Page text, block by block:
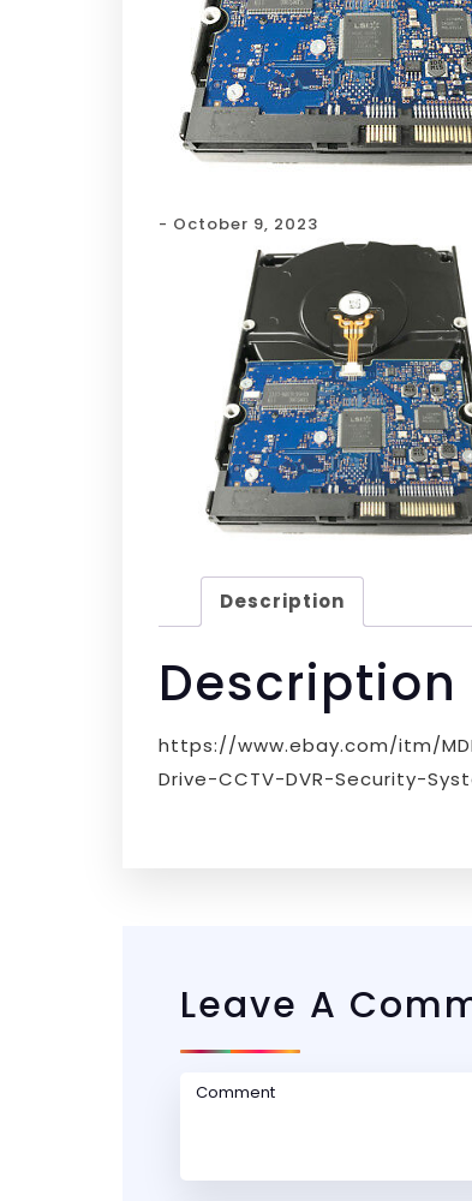
- October 9, 2023
Description
Description
https://www.ebay.com/itm/
Drive-CCTV-DVR-Security-
Leave A